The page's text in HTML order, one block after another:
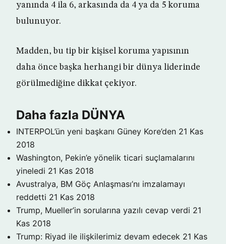
yanında 4 ila 6, arkasında da 4 ya da 5 koruma
bulunuyor.
Madden, bu tip bir kişisel koruma yapısının
daha önce başka herhangi bir dünya liderinde
görülmediğine dikkat çekiyor.
Daha fazla DÜNYA
INTERPOL’ün yeni başkanı Güney Kore’den 21 Kas
2018
Washington, Pekin’e yönelik ticari suçlamalarını
yineledi 21 Kas 2018
Avustralya, BM Göç Anlaşması’nı imzalamayı
reddetti 21 Kas 2018
Trump, Mueller’in sorularına yazılı cevap verdi 21
Kas 2018
Trump: Riyad ile ilişkilerimiz devam edecek 21 Kas